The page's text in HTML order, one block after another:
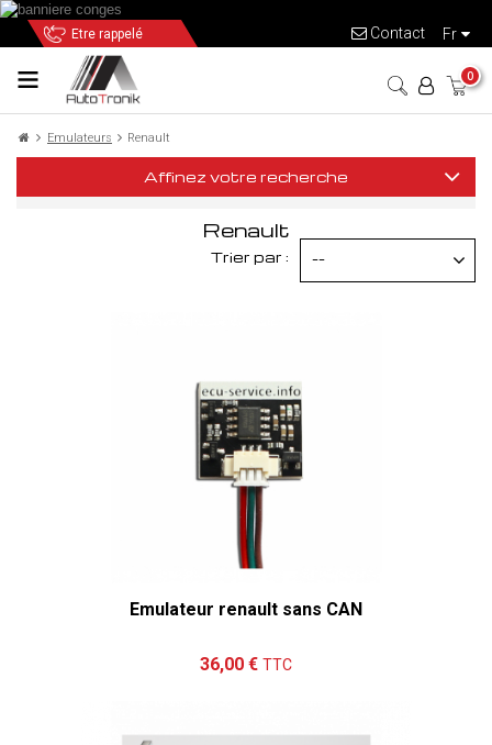
Etre rappelé fr
Contact
0
Emulateurs Renault
Affinez votre recherche
Renault
Trier par : --
Emulateur renault sans CAN
36,00 € TTC